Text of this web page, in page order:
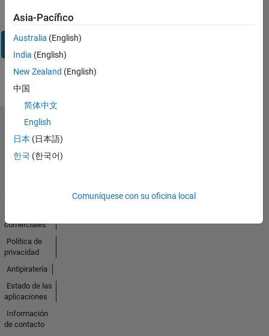
contraseña?
Iniciar
sesión
Asia-Pacífico
Australia (English)
India (English)
New Zealand (English)
中国
简体中文
English
日本 (日本語)
한국 (한국어)
Comuníquese con su oficina local
Seleccione un país/idioma
América
Latina
confianza
comerciales
Política de
privacidad
Antipiratería
Estado de las
aplicaciones
Información
de contacto